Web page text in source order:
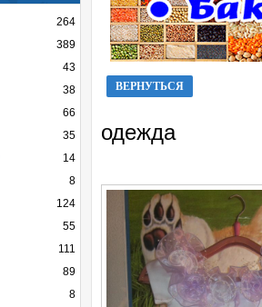
ВЕРНУТЬСЯ
одежда
264
389
43
38
66
35
14
8
124
55
111
89
8